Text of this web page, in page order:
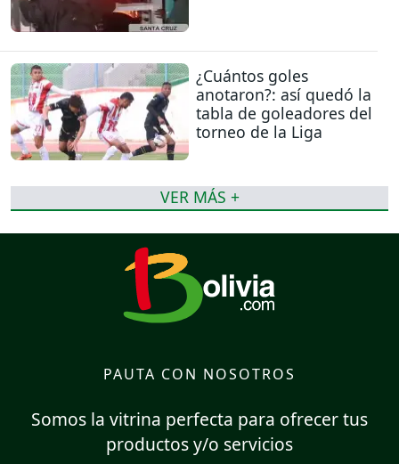
¿Cuántos goles
anotaron?: así quedó la
tabla de goleadores del
torneo de la Liga
VER MÁS +
PAUTA CON NOSOTROS
Somos la vitrina perfecta para ofrecer tus
productos y/o servicios